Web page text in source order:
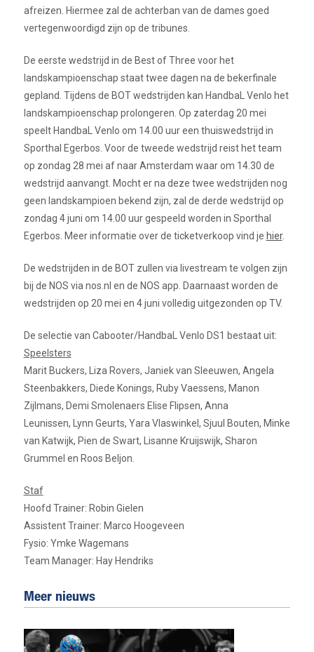
afreizen. Hiermee zal de achterban van de dames goed
vertegenwoordigd zijn op de tribunes.
De eerste wedstrijd in de Best of Three voor het
landskampioenschap staat twee dagen na de bekerfinale
gepland. Tijdens de BOT wedstrijden kan HandbaL Venlo het
landskampioenschap prolongeren. Op zaterdag 20 mei
speelt HandbaL Venlo om 14.00 uur een thuiswedstrijd in
Sporthal Egerbos. Voor de tweede wedstrijd reist het team
op zondag 28 mei af naar Amsterdam waar om 14.30 de
wedstrijd aanvangt. Mocht er na deze twee wedstrijden nog
geen landskampioen bekend zijn, zal de derde wedstrijd op
zondag 4 juni om 14.00 uur gespeeld worden in Sporthal
Egerbos. Meer informatie over de ticketverkoop vind je hier.
De wedstrijden in de BOT zullen via livestream te volgen zijn
bij de NOS via nos.nl en de NOS app. Daarnaast worden de
wedstrijden op 20 mei en 4 juni volledig uitgezonden op TV.
De selectie van Cabooter/HandbaL Venlo DS1 bestaat uit:
Speelsters
Marit Buckers, Liza Rovers, Janiek van Sleeuwen, Angela
Steenbakkers, Diede Konings, Ruby Vaessens, Manon
Zijlmans, Demi Smolenaers Elise Flipsen, Anna
Leunissen, Lynn Geurts, Yara Vlaswinkel, Sjuul Bouten, Minke
van Katwijk, Pien de Swart, Lisanne Kruijswijk, Sharon
Grummel en Roos Beljon.
Staf
Hoofd Trainer: Robin Gielen
Assistent Trainer: Marco Hoogeveen
Fysio: Ymke Wagemans
Team Manager: Hay Hendriks
Meer nieuws